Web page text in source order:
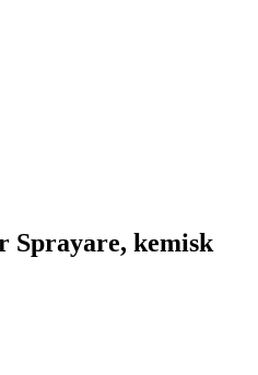
Sprayare, kemisk